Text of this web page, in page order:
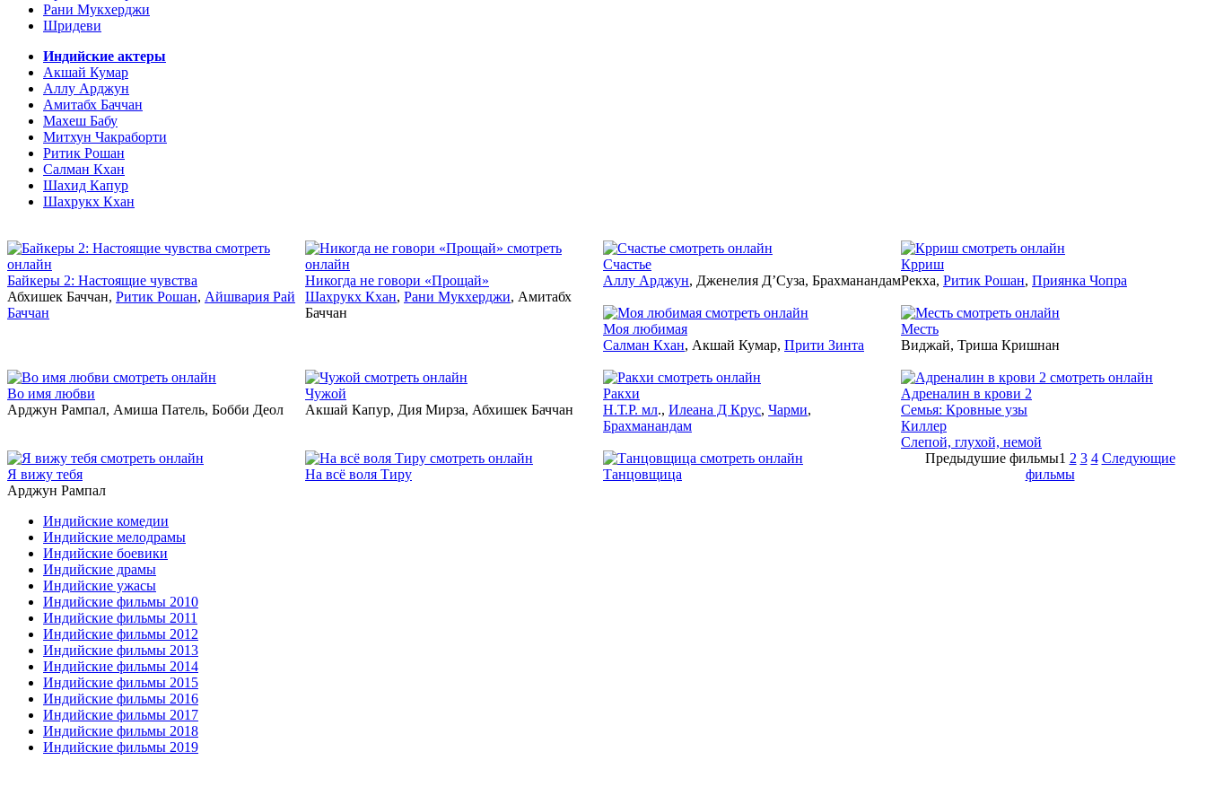
Рани Мукхерджи
Шридеви
Индийские актеры
Акшай Кумар
Аллу Арджун
Амитабх Баччан
Махеш Бабу
Митхун Чакраборти
Ритик Рошан
Салман Кхан
Шахид Капур
Шахрукх Кхан
Байкеры 2: Настоящие чувства
Абхишек Баччан, Ритик Рошан, Айшвария Рай
Баччан
Никогда не говори «Прощай»
Шахрукх Кхан, Рани Мукхерджи, Амитабх
Баччан
Счастье
Аллу Арджун, Дженелия Д’Суза, Брахманандам
Крриш
Рекха, Ритик Рошан, Приянка Чопра
Моя любимая
Салман Кхан, Акшай Кумар, Прити Зинта
Месть
Виджай, Триша Кришнан
Во имя любви
Арджун Рампал, Амиша Патель, Бобби Деол
Чужой
Акшай Капур, Дия Мирза, Абхишек Баччан
Ракхи
Н.Т.Р. мл., Илеана Д Крус, Чарми,
Брахманандам
Адреналин в крови 2
Семья: Кровные узы
Киллер
Я вижу тебя
Арджун Рампал
На всё воля Тиру Танцовщица
Слепой, глухой, немой
Предыдушие фильмы1 2 3 4 Следующие
фильмы
Индийские комедии
Индийские мелодрамы
Индийские боевики
Индийские драмы
Индийские ужасы
Индийские фильмы 2010
Индийские фильмы 2011
Индийские фильмы 2012
Индийские фильмы 2013
Индийские фильмы 2014
Индийские фильмы 2015
Индийские фильмы 2016
Индийские фильмы 2017
Индийские фильмы 2018
Индийские фильмы 2019